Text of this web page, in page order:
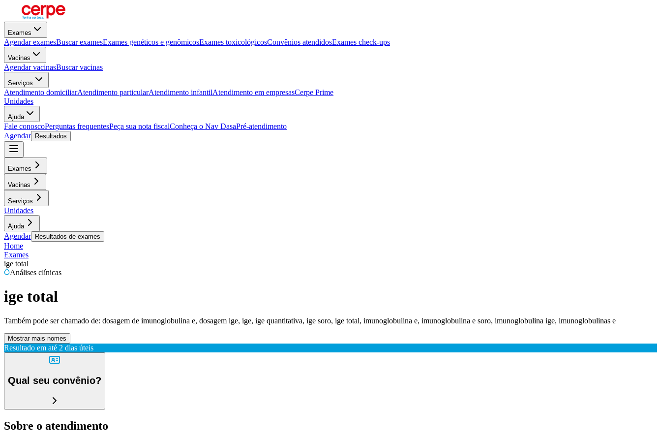
Exames
Agendar examesBuscar examesExames genéticos e genômicosExames toxicológicosConvênios atendidosExames check-ups
Vacinas
Agendar vacinasBuscar vacinas
Serviços
Atendimento domiciliarAtendimento particularAtendimento infantilAtendimento em empresasCerpe Prime
Unidades
Ajuda
Fale conoscoPerguntas frequentesPeça sua nota fiscalConheça o Nav DasaPré-atendimento
Agendar
Resultados
Exames
Vacinas
Serviços
Unidades
Ajuda
Agendar Resultados de exames
Home
Exames
ige total
Análises clínicas
ige total
Também pode ser chamado de: dosagem de imunoglobulina e, dosagem ige, ige, ige quantitativa, ige soro, ige total, imunoglobulina e, imunoglobulina e soro, imunoglobulina ige, imunoglobulinas e
Mostrar mais nomes
Resultado em até 2 dias úteis
Qual seu convênio?
Sobre o atendimento